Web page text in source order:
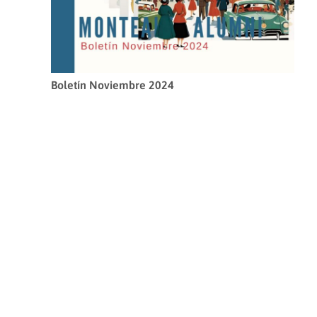
Boletín Noviembre 2024